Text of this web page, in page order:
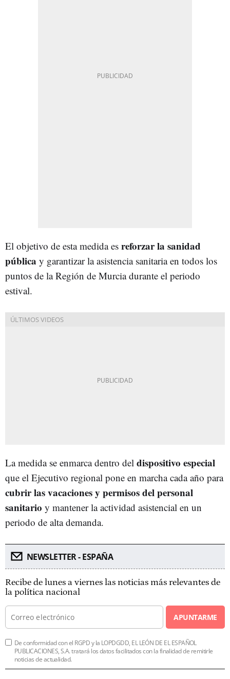
El objetivo de esta medida es reforzar la sanidad
pública y garantizar la asistencia sanitaria en todos los
puntos de la Región de Murcia durante el periodo
estival.
La medida se enmarca dentro del dispositivo especial
que el Ejecutivo regional pone en marcha cada año para
cubrir las vacaciones y permisos del personal
sanitario y mantener la actividad asistencial en un
periodo de alta demanda.
NEWSLETTER - ESPAÑA
Recibe de lunes a viernes las noticias más relevantes de
la política nacional
APUNTARME
De conformidad con el RGPD y la LOPDGDD, EL LEÓN DE EL ESPAÑOL
PUBLICACIONES, S.A. tratará los datos facilitados con la finalidad de remitirle
noticias de actualidad.